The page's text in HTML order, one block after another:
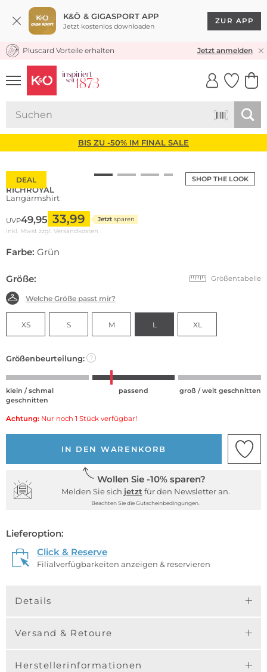
K&Ö & GIGASPORT APP
Jetzt kostenlos downloaden
ZUR APP
KOSTENLOSER VERSAND* & RÜCKVERSAND
Pluscard Vorteile erhalten Jetzt anmelden
UNSERE APP
CLICK &
BIS ZU -50% IM FINAL SALE
SHOP THE LOOK
DEAL
RICHROYAL
Langarmshirt
UVP49,95 33,99 Jetzt sparen
inkl. Mwst zzgl. Versandkosten
Farbe: Grün
Größe: Größentabelle
Welche Größe passt mir?
XS S M L XL
Größenbeurteilung: ?
klein / schmal
geschnitten
passend groß / weit geschnitten
Achtung: Nur noch 1 Stück verfügbar!
IN DEN WARENKORB
Wollen Sie -10% sparen?
Melden Sie sich jetzt für den Newsletter an.
Beachten Sie die Gutscheinbedingungen.
Lieferoption:
Click & Reserve
Filialverfügbarkeiten anzeigen & reservieren
Details
Versand & Retoure
Herstellerinformationen